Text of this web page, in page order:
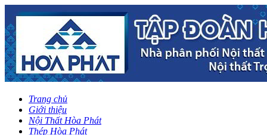
Trang chủ
Giới thiệu
Nội Thất Hòa Phát
Thép Hòa Phát